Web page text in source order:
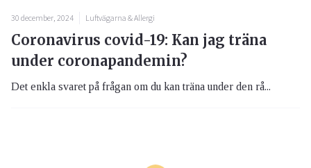
30 december, 2024 Luftvägarna & Allergi
Coronavirus covid-19: Kan jag träna
under coronapandemin?
Det enkla svaret på frågan om du kan träna under den rå...